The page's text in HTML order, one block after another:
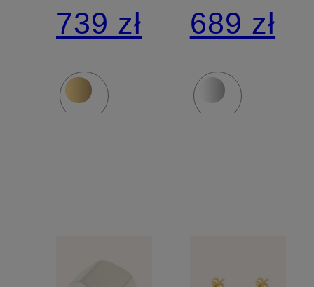
sterling
925
739 zł
sterling
925
689 zł